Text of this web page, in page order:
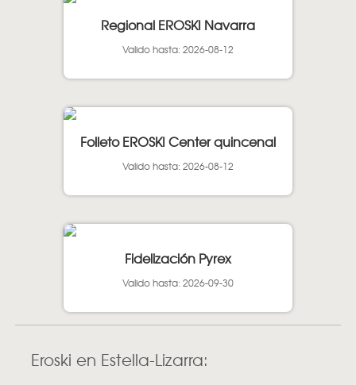
Regional EROSKI Navarra
Valido hasta: 2026-08-12
Folleto EROSKI Center quincenal
Valido hasta: 2026-08-12
Fidelización Pyrex
Valido hasta: 2026-09-30
Eroski en Estella-Lizarra: